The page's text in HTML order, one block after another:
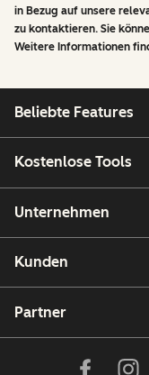
in Bezug auf unsere
zu kontaktieren. Sie
Weitere Informationen
Beliebte Features
Kostenlose Tools
Unternehmen
Kunden
Partner